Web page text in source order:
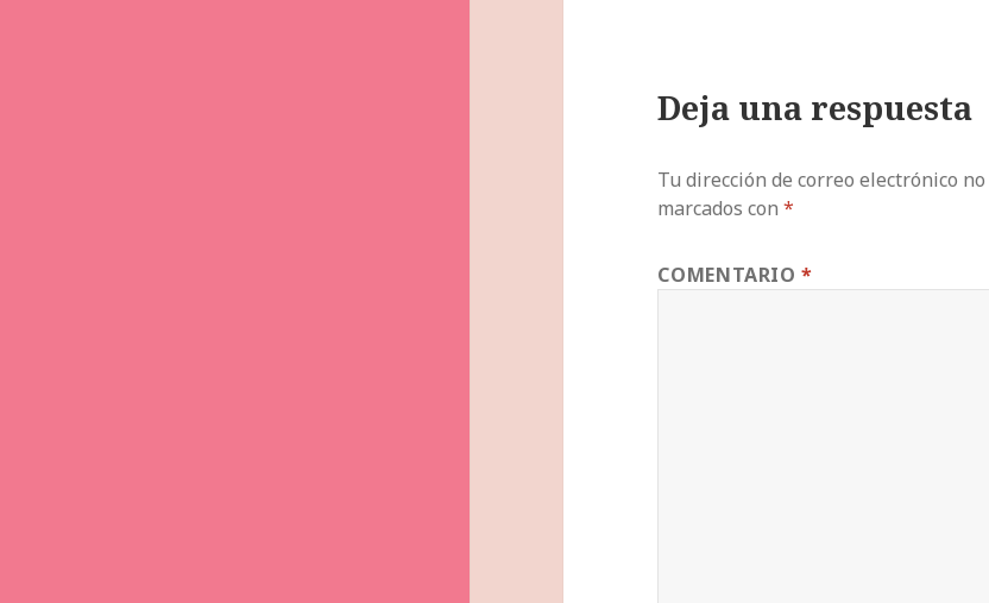
Deja una respuesta
Tu dirección de correo electrónico
marcados con*
COMENTARIO*